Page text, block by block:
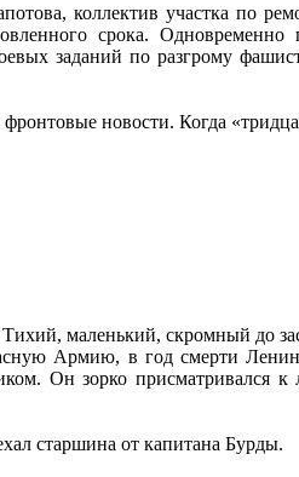
коллектив участка по
срока.
заданий по разгрому
новости. Когда
маленький, скромный до
Армию, в год смерти
Он зорко присматривался
старшина от капитана Бурды.